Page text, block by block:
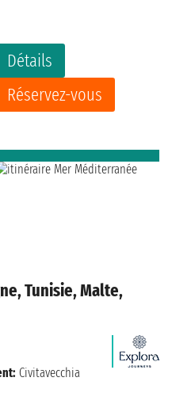
Détails
Réservez-vous
Tunisie, Malte,
Civitavecchia